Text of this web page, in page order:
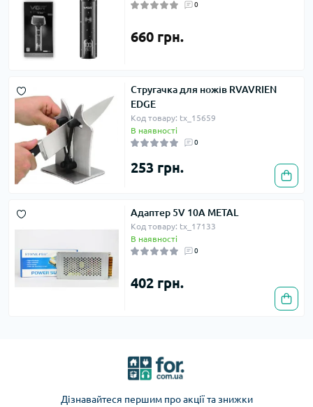
0
660 грн.
Стругачка для ножів RVAVRIEN
EDGE
Код товару: tx_15659
В наявності
0
253 грн.
Адаптер 5V 10A METAL
Код товару: tx_17133
В наявності
0
402 грн.
Дізнавайтеся першим про акції та знижки